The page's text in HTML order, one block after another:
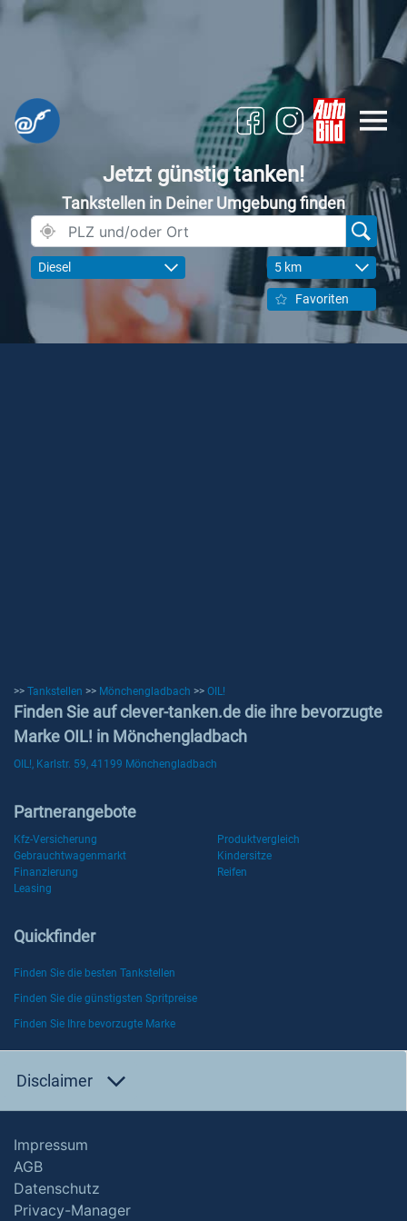
Jetzt günstig tanken!
Tankstellen in Deiner Umgebung finden
Diesel 5 km
Favoriten
>> Tankstellen >> Mönchengladbach >> OIL!
Finden Sie auf clever-tanken.de die ihre bevorzugte
Marke OIL! in Mönchengladbach
OIL!, Karlstr. 59, 41199 Mönchengladbach
Partnerangebote
Kfz-Versicherung
Produktvergleich
Gebrauchtwagenmarkt
Kindersitze
Finanzierung
Reifen
Leasing
Quickfinder
Finden Sie die besten Tankstellen
Finden Sie die günstigsten Spritpreise
Finden Sie Ihre bevorzugte Marke
Disclaimer
Impressum
AGB
Datenschutz
Privacy-Manager